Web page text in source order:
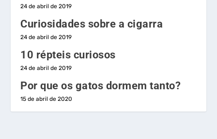
24 de abril de 2019
Curiosidades sobre a cigarra
24 de abril de 2019
10 répteis curiosos
24 de abril de 2019
Por que os gatos dormem tanto?
15 de abril de 2020